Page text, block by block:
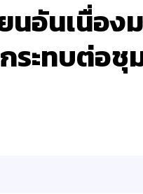
นอันเนื่อง
ระทบต่อชุ